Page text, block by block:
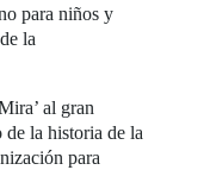
para niños y
la
al gran
de la historia de la
para